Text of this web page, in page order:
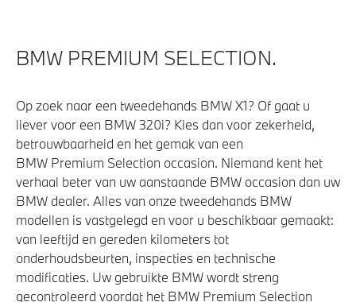
Driving Assistant
Achteruitrijcamera
High-beam assistant
Aandrijving en onderstel
M Sportonderstel
Sportonderstel
Steptronic transmissie met schakelpaddles aan het
BMW PREMIUM SELECTION.
Op zoek naar een tweedehands BMW X1? Of gaat u
liever voor een BMW 320i? Kies dan voor zekerheid,
betrouwbaarheid en het gemak van een
BMW Premium Selection occasion. Niemand kent het
verhaal beter van uw aanstaande BMW occasion dan uw
BMW dealer. Alles van onze tweedehands BMW
modellen is vastgelegd en voor u beschikbaar gemaakt:
van leeftijd en gereden kilometers tot
onderhoudsbeurten, inspecties en technische
modificaties. Uw gebruikte BMW wordt streng
gecontroleerd voordat het BMW Premium Selection